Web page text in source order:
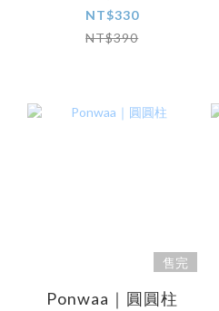
NT$330
NT$390
售完
Ponwaa｜圓圓柱